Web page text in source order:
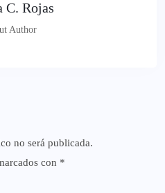
C. Rojas
Author
no será publicada.
con *